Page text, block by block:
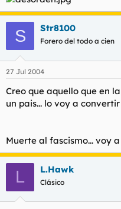
S Str8100
Forero del todo a cien
27 Jul 2004
Creo que aquello que en
un pais... lo voy a
Muerte al fascismo... voy
L L.Hawk
Clásico